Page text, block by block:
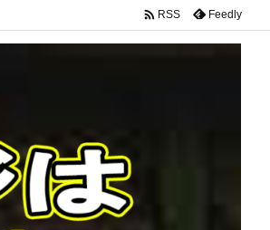
 RSS Feedly